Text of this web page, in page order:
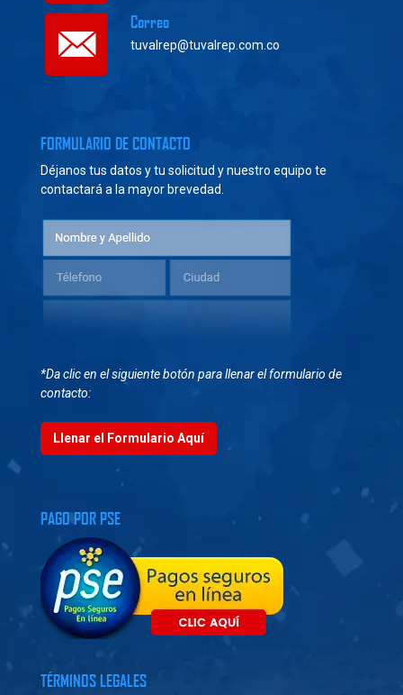
Correo
tuvalrep@tuvalrep.com.co
FORMULARIO DE CONTACTO
Déjanos tus datos y tu solicitud y nuestro equipo te
contactará a la mayor brevedad.
*Da clic en el siguiente botón para llenar el formulario de
contacto:
Llenar el Formulario Aquí
PAGO POR PSE
TÉRMINOS LEGALES